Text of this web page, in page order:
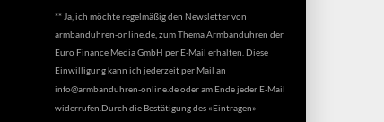
** Ja, ich möchte regelmäßig den Newsletter von
armbanduhren-online.de, zum Thema Armbanduhren der
Euro Finance Media GmbH per E-Mail erhalten. Diese
Einwilligung kann ich jederzeit per Mail an
info@armbanduhren-online.deoder am Ende jeder E-Mail
widerrufen.Durch die Bestätigung des «Eintragen»-